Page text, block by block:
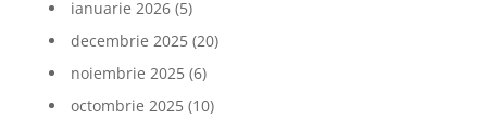
ianuarie 2026(5)
decembrie 2025(20)
noiembrie 2025(6)
octombrie 2025(10)